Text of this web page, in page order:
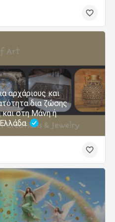
αρχάριους και
δια ζώσης
στη Μάνη ή